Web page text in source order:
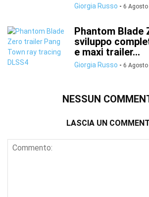
Giorgia Russo - 6 Agosto
Phantom Blade
sviluppo
e maxi trailer...
Giorgia Russo - 6 Agosto
NESSUN
LASCIA UN